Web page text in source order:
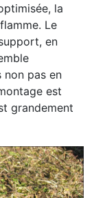
la
Le
en
non pas en
est
grandement